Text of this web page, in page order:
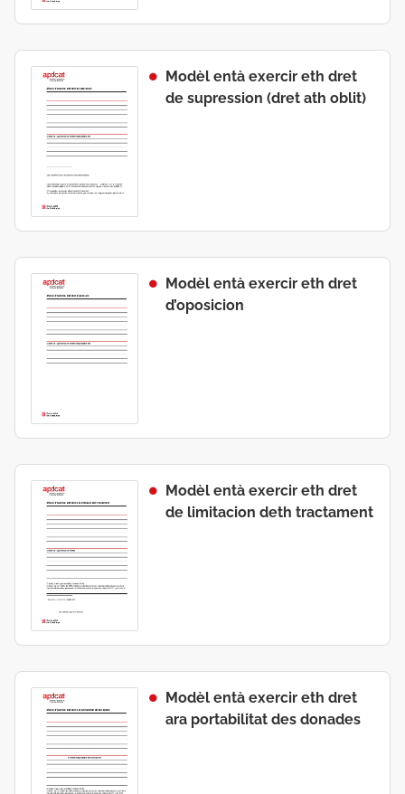
Modèl entà exercir eth dret
de supression (dret ath oblit)
Modèl entà exercir eth dret
d’oposicion
Modèl entà exercir eth dret
de limitacion deth tractament
Modèl entà exercir eth dret
ara portabilitat des donades